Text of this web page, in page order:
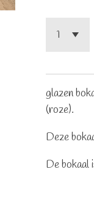
glazen
(roze).
Deze
De bokaal